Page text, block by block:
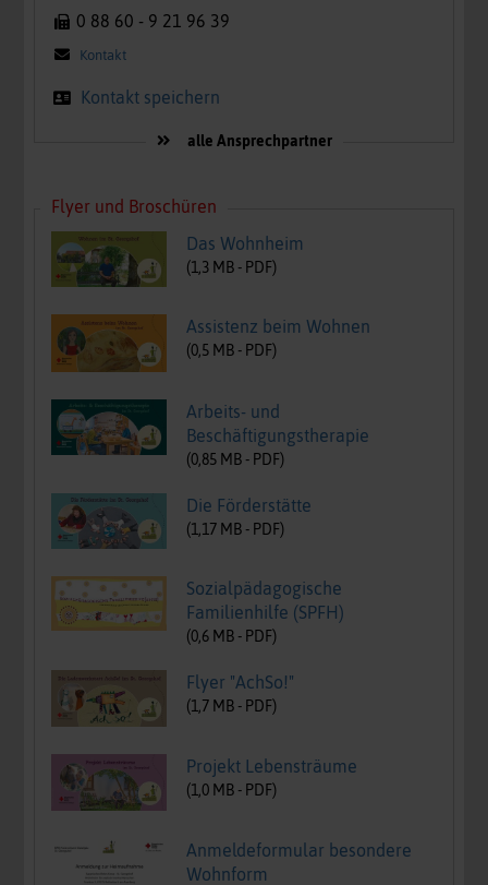
0 88 60 - 9 21 96 39
Kontakt
Kontakt speichern
alle Ansprechpartner
Flyer und Broschüren
Das Wohnheim
(1,3 MB - PDF)
Assistenz beim Wohnen
(0,5 MB - PDF)
Arbeits- und
Beschäftigungstherapie
(0,85 MB - PDF)
Die Förderstätte
(1,17 MB - PDF)
Sozialpädagogische
Familienhilfe (SPFH)
(0,6 MB - PDF)
Flyer "AchSo!"
(1,7 MB - PDF)
Projekt Lebensträume
(1,0 MB - PDF)
Anmeldeformular besondere
Wohnform